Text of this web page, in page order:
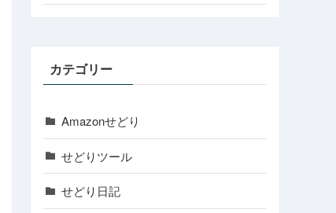
カテゴリー
Amazonせどり
せどりツール
せどり日記